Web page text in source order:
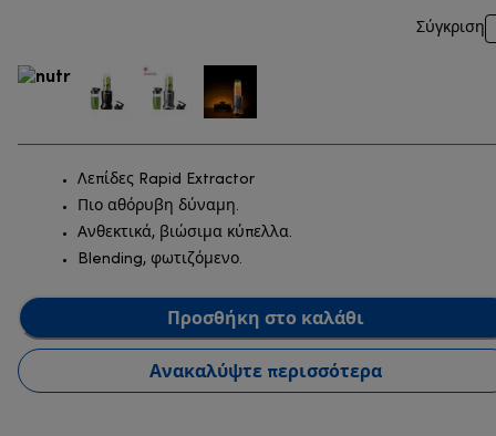
Σύγκριση
Λεπίδες Rapid Extractor
Πιο αθόρυβη δύναμη.
Ανθεκτικά, βιώσιμα κύπελλα.
Blending, φωτιζόμενο.
Προσθήκη στο καλάθι
Ανακαλύψτε περισσότερα